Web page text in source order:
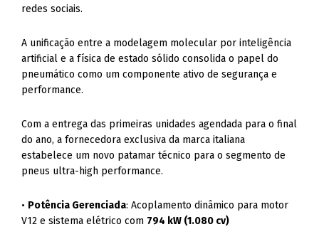
redes sociais.
A unificação entre a modelagem molecular por inteligência
artificial e a física de estado sólido consolida o papel do
pneumático como um componente ativo de segurança e
performance.
Com a entrega das primeiras unidades agendada para o final
do ano, a fornecedora exclusiva da marca italiana
estabelece um novo patamar técnico para o segmento de
pneus ultra-high performance.
• Potência Gerenciada: Acoplamento dinâmico para motor
V12 e sistema elétrico com 794 kW (1.080 cv)